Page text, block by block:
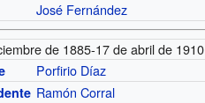
José Fernández
de 1885-17 de abril de 1910
Porfirio Díaz
Ramón Corral